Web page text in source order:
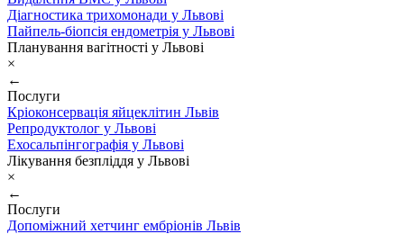
Діагностика трихомонади у Львові
Пайпель-біопсія ендометрія у Львові
Планування вагітності у Львові
×
←
Послуги
Кріоконсервація яйцеклітин Львів
Репродуктолог у Львові
Ехосальпінгографія у Львові
Лікування безпліддя у Львові
×
←
Послуги
Допоміжний хетчинг ембріонів Львів